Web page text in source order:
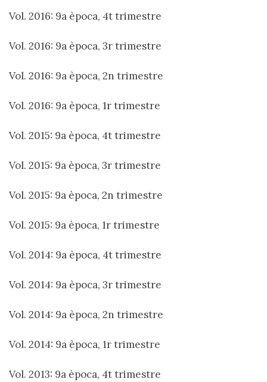
Vol. 2016: 9a època, 4t trimestre
Vol. 2016: 9a època, 3r trimestre
Vol. 2016: 9a època, 2n trimestre
Vol. 2016: 9a època, 1r trimestre
Vol. 2015: 9a època, 4t trimestre
Vol. 2015: 9a època, 3r trimestre
Vol. 2015: 9a època, 2n trimestre
Vol. 2015: 9a època, 1r trimestre
Vol. 2014: 9a època, 4t trimestre
Vol. 2014: 9a època, 3r trimestre
Vol. 2014: 9a època, 2n trimestre
Vol. 2014: 9a època, 1r trimestre
Vol. 2013: 9a època, 4t trimestre